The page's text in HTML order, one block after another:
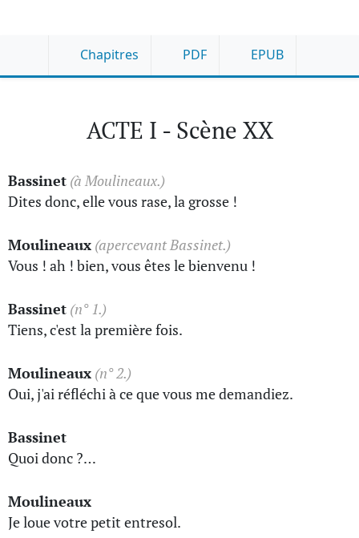
Chapitres PDF EPUB
ACTE I - Scène XX
Bassinet (à Moulineaux.)
Dites donc, elle vous rase, la grosse !
Moulineaux (apercevant Bassinet.)
Vous ! ah ! bien, vous êtes le bienvenu !
Bassinet (n° 1.)
Tiens, c'est la première fois.
Moulineaux (n° 2.)
Oui, j'ai réfléchi à ce que vous me demandiez.
Bassinet
Quoi donc ?…
Moulineaux
Je loue votre petit entresol.